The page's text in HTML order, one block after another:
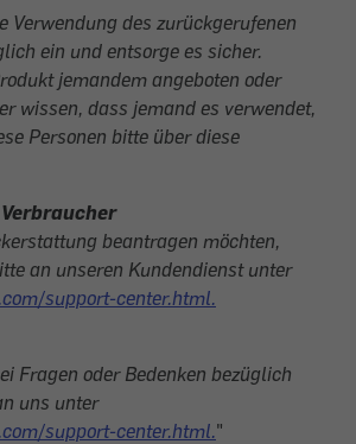
Verwendung des zurückgerufenen
ein und entsorge es sicher.
jemandem angeboten oder
wissen, dass jemand es verwendet,
Personen bitte über diese
beantragen möchten,
an unseren Kundendienst unter
support-center.html.
Fragen oder Bedenken bezüglich
uns unter
support-center.html."